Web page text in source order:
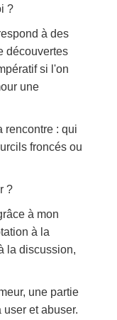
?
à des
découvertes
si l'on
une
rencontre : qui
froncés ou
?
à mon
à la
la discussion,
une partie
et abuser.